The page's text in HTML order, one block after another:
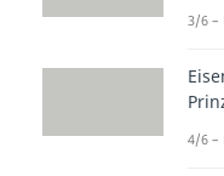
3/6 –
4/6 –